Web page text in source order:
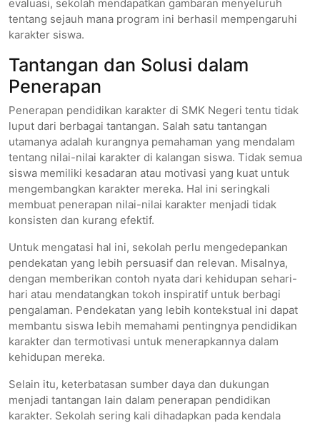
evaluasi, sekolah mendapatkan gambaran menyeluruh
tentang sejauh mana program ini berhasil mempengaruhi
karakter siswa.
Tantangan dan Solusi dalam
Penerapan
Penerapan pendidikan karakter di SMK Negeri tentu tidak
luput dari berbagai tantangan. Salah satu tantangan
utamanya adalah kurangnya pemahaman yang mendalam
tentang nilai-nilai karakter di kalangan siswa. Tidak semua
siswa memiliki kesadaran atau motivasi yang kuat untuk
mengembangkan karakter mereka. Hal ini seringkali
membuat penerapan nilai-nilai karakter menjadi tidak
konsisten dan kurang efektif.
Untuk mengatasi hal ini, sekolah perlu mengedepankan
pendekatan yang lebih persuasif dan relevan. Misalnya,
dengan memberikan contoh nyata dari kehidupan sehari-
hari atau mendatangkan tokoh inspiratif untuk berbagi
pengalaman. Pendekatan yang lebih kontekstual ini dapat
membantu siswa lebih memahami pentingnya pendidikan
karakter dan termotivasi untuk menerapkannya dalam
kehidupan mereka.
Selain itu, keterbatasan sumber daya dan dukungan
menjadi tantangan lain dalam penerapan pendidikan
karakter. Sekolah sering kali dihadapkan pada kendala